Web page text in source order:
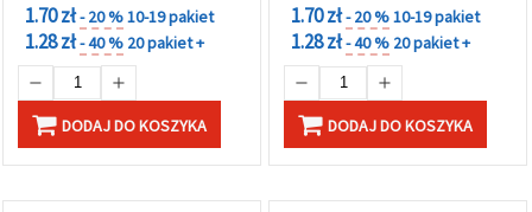
1.70 zł- 20 %10-19 pakiet
1.28 zł- 40 % 20 pakiet +
DODAJ DO KOSZYKA
1.70 zł- 20 %10-19 pakiet
1.28 zł- 40 % 20 pakiet +
DODAJ DO KOSZYKA